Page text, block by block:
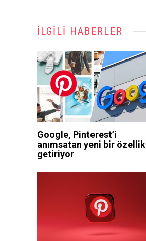
İLGILI HABERLER
Google, Pinterest’i
anımsatan yeni bir özellik
getiriyor